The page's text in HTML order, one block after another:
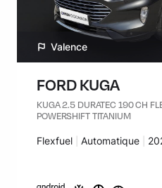
Valence
FORD KUGA
KUGA 2.5 DURATEC 190 CH
POWERSHIFT TITANIUM
Carburant :
Flexfuel Transmission :
Automatique